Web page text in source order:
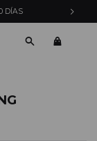
DÍAS